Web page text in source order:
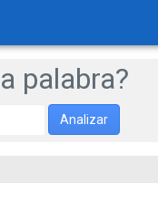
palabra?
Analizar